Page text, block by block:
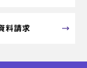
料請求